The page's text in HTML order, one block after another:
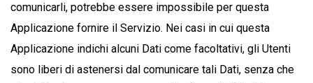
comunicarli, potrebbe essere impossibile per questa
Applicazione fornire il Servizio. Nei casi in cui questa
Applicazione indichi alcuni Dati come facoltativi, gli Utenti
sono liberi di astenersi dal comunicare tali Dati, senza che